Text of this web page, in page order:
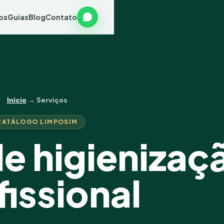
GuiasBlogContato
Início → Serviços
LIMPOSIM